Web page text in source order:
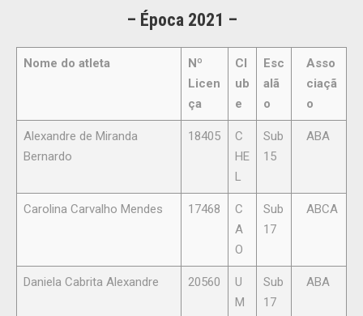
– Época 2021 –
Nome do atleta
Nº
Licen
ça
Cl
ub
e
Esc
alã
o
Asso
ciaçã
o
Alexandre de Miranda
Bernardo
18405
C
HE
L
Sub
15
ABA
Carolina Carvalho Mendes 17468
C
A
O
Sub
17
ABCA
Daniela Cabrita Alexandre 20560
U
M
Sub
17
ABA